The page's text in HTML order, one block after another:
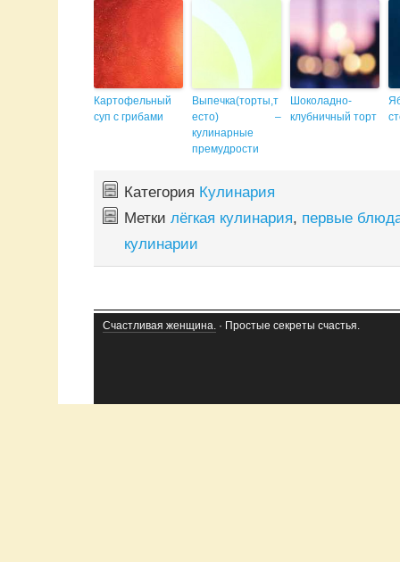
Картофельный
суп с грибами
Выпечка(торты,т
есто) –
кулинарные
премудрости
Шоколадно-
клубничный торт
Категория Кулинария
Метки лёгкая кулинария, первые
кулинарии
Счастливая женщина.· Простые секреты счастья.